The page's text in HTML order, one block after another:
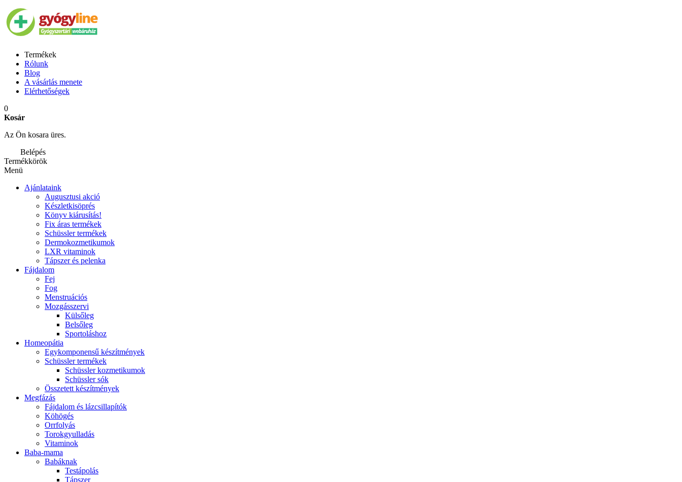
Termékek
Rólunk
Blog
A vásárlás menete
Elérhetőségek
0
Kosár
Az Ön kosara üres.
Belépés
Termékkörök
Menü
Ajánlataink
Augusztusi akció
Készletkisöprés
Könyv kiárusítás!
Fix áras termékek
Schüssler termékek
Dermokozmetikumok
LXR vitaminok
Tápszer és pelenka
Fájdalom
Fej
Fog
Menstruációs
Mozgásszervi
Külsőleg
Belsőleg
Sportoláshoz
Homeopátia
Egykomponensű készítmények
Schüssler termékek
Schüssler kozmetikumok
Schüssler sók
Összetett készítmények
Megfázás
Fájdalom és lázcsillapítók
Köhögés
Orrfolyás
Torokgyulladás
Vitaminok
Baba-mama
Babáknak
Testápolás
Tápszer